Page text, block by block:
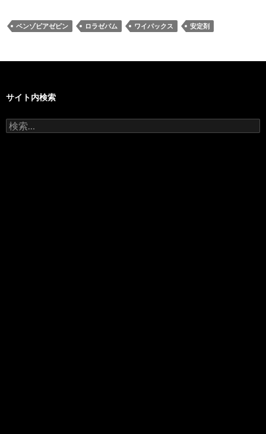
ベンゾピアゼピン ロラゼパム ワイパックス 安定剤
サイト内検索
検
索: